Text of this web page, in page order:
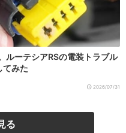
ルーテシアRSの電装トラブル
てみた
2026/07/31
る